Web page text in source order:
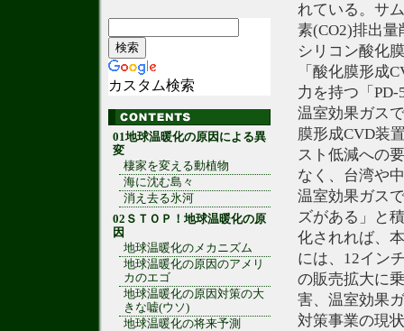
れている。サ
素(CO2)排出
シリコン酸化
「酸化膜形成
力を持つ「
温室効果ガス
膜形成CVD装
スト低減への
なく、台湾や
温室効果ガス
ズがある」と
化されれば、
には、12イン
の販売拡大に
害、温室効果
対策事業の現
カスタム検索
01地球温暖化の原因による異
変
棲家を変える動植物
海に沈む島々
消え去る氷河
02ＳＴＯＰ！地球温暖化の原
因
地球温暖化のメカニズム
地球温暖化の原因のアメリ
カのエゴ
地球温暖化の原因対策の大
きな嘘(ウソ)
地球温暖化の将来予測